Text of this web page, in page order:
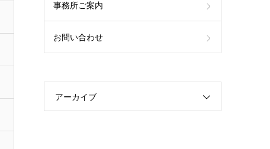
事務所ご案内
お問い合わせ
アーカイブ